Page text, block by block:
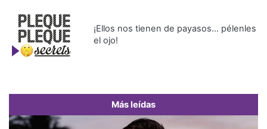
¡Ellos nos tienen de payasos… pélenles
el ojo!
Más leídas